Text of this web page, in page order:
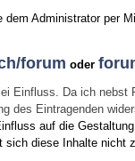
Administrator per
forum oder
Einfluss. Da ich
Eintragenden
auf die
sich diese Inhalte nicht